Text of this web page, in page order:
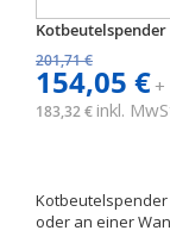
Kotbeutelspender
201,71 €
154,05 €+
183,32 € inkl.
Kotbeutelspender
oder an einer